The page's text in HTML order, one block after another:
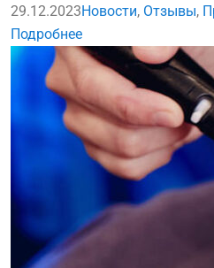
29.12.2023Новости, Отзывы,
Подробнее